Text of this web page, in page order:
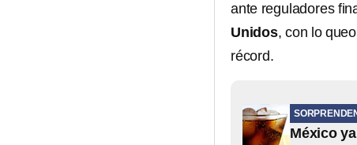
ante reguladores
Unidos, con lo
récord.
México